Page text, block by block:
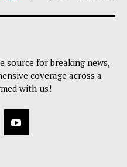
source for breaking news,
coverage across a
with us!